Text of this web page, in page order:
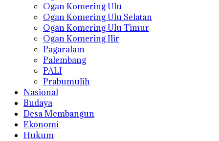
Ogan Komering Ulu
Ogan Komering Ulu Selatan
Ogan Komering Ulu Timur
Ogan Komering Ilir
Pagaralam
Palembang
PALI
Prabumulih
Nasional
Budaya
Desa Membangun
Ekonomi
Hukum